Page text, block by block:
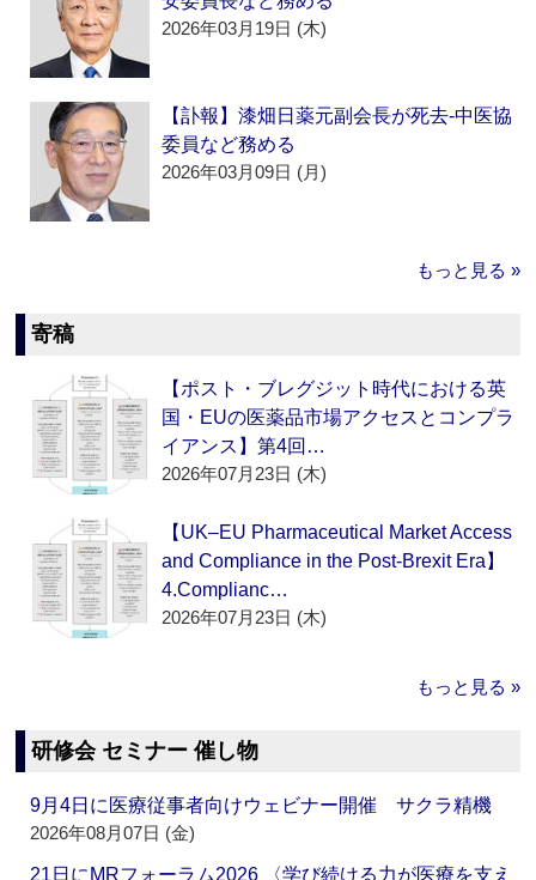
2026年03月19日 (木)
【訃報】漆畑日薬元副会長が死去‐中医協
委員など務める
2026年03月09日 (月)
もっと見る »
寄稿
【ポスト・ブレグジット時代における英
国・EUの医薬品市場アクセスとコンプラ
イアンス】第4回…
2026年07月23日 (木)
【UK–EU Pharmaceutical Market Access
and Compliance in the Post-Brexit Era】
4.Complianc…
2026年07月23日 (木)
もっと見る »
研修会 セミナー 催し物
9月4日に医療従事者向けウェビナー開催 サクラ精機
2026年08月07日 (金)
21日にMRフォーラム2026 〈学び続ける力が医療を支え